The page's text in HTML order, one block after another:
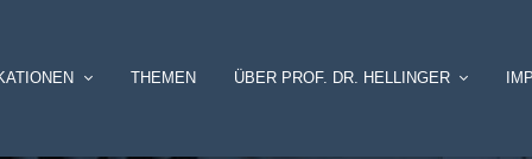
THEMEN ÜBER PROF. DR. HELLINGER